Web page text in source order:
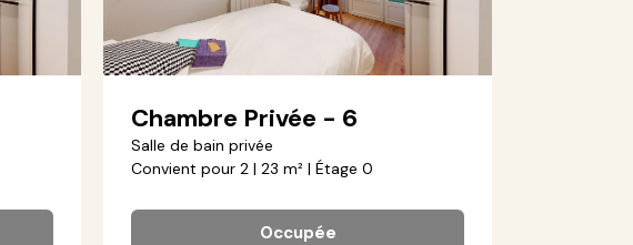
Chambre Privée - 6
Salle de bain privée
Convient pour 2 | 23 m² | Étage 0
Occupée